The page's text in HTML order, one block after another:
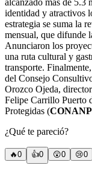
identidad y atractivos
estrategia se suma la
mensual, que difunde
Anunciaron los
una ruta cultural y
transporte.
del Consejo
Orozco Ojeda,
Felipe Carrillo Puerto
Protegidas (CONANP
¿Qué te pareció?
🔥0 👍0 😲0 😢0